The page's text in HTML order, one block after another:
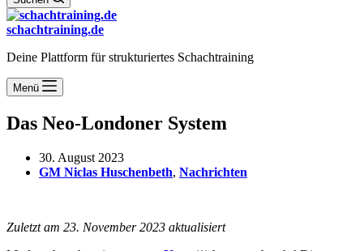
schachtraining.de
Deine Plattform für strukturiertes Schachtraining
Menü
Das Neo-Londoner System
30. August 2023
GM Niclas Huschenbeth, Nachrichten
Zuletzt am 23. November 2023 aktualisiert